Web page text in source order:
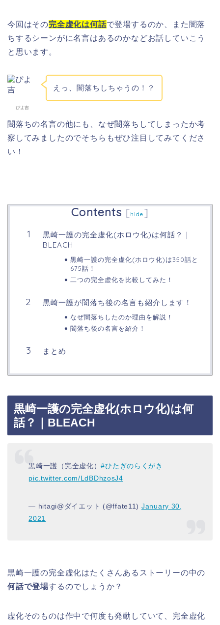
今回はその完全虚化は何話で登場するのか、また闇落
ちするシーンがに名言はあるのかなどお話していこう
と思います。
ぴよ吉
えっ、闇落ちしちゃうの！？
闇落ちの名言の他にも、なぜ闇落ちしてしまったか考
察してみましたのでそちらもぜひ注目してみてくださ
い！
Contents [hide ]
黒崎一護の完全虚化(ホロウ化)は何話？｜
BLEACH
黒崎一護の完全虚化(ホロウ化)は350話と
675話！
二つの完全虚化を比較してみた！
黒崎一護が闇落ち後の名言も紹介します！
なぜ闇落ちしたのか理由を解説！
闇落ち後の名言を紹介！
まとめ
黒崎一護の完全虚化(ホロウ化)は何
話？｜BLEACH
黒崎一護（完全虚化）#ひたぎのらくがき
pic.twitter.com/LdBDhzosJ4
— hitagi@ダイエット (@ffate11) January 30,
2021
黒崎一護の完全虚化はたくさんあるストーリーの中の
何話で登場するのでしょうか？
虚化そのものは作中で何度も発動していて、完全虚化